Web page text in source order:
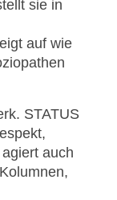
sie in
auf wie
STATUS
auch